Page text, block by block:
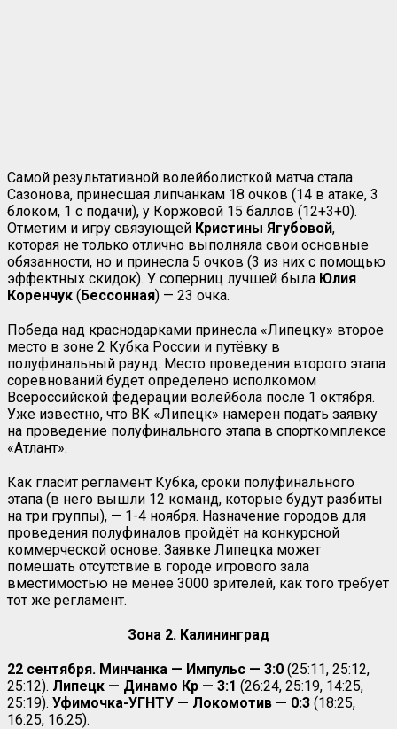
Самой результативной волейболисткой матча стала
Сазонова, принесшая липчанкам 18 очков (14 в атаке, 3
блоком, 1 с подачи), у Коржовой 15 баллов (12+3+0).
Отметим и игру связующей Кристины Ягубовой,
которая не только отлично выполняла свои основные
обязанности, но и принесла 5 очков (3 из них с помощью
эффектных скидок). У соперниц лучшей была Юлия
Коренчук (Бессонная) — 23 очка.
Победа над краснодарками принесла «Липецку» второе
место в зоне 2 Кубка России и путёвку в
полуфинальный раунд. Место проведения второго этапа
соревнований будет определено исполкомом
Всероссийской федерации волейбола после 1 октября.
Уже известно, что ВК «Липецк» намерен подать заявку
на проведение полуфинального этапа в спорткомплексе
«Атлант».
Как гласит регламент Кубка, сроки полуфинального
этапа (в него вышли 12 команд, которые будут разбиты
на три группы), — 1-4 ноября. Назначение городов для
проведения полуфиналов пройдёт на конкурсной
коммерческой основе. Заявке Липецка может
помешать отсутствие в городе игрового зала
вместимостью не менее 3000 зрителей, как того требует
тот же регламент.
Зона 2. Калининград
22 сентября. Минчанка — Импульс — 3:0 (25:11, 25:12,
25:12). Липецк — Динамо Кр — 3:1 (26:24, 25:19, 14:25,
25:19). Уфимочка-УГНТУ — Локомотив — 0:3 (18:25,
16:25, 16:25).